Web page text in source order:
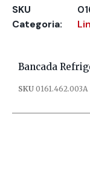
SKU
Categoria:
Bancada
SKU 0161.462.003A